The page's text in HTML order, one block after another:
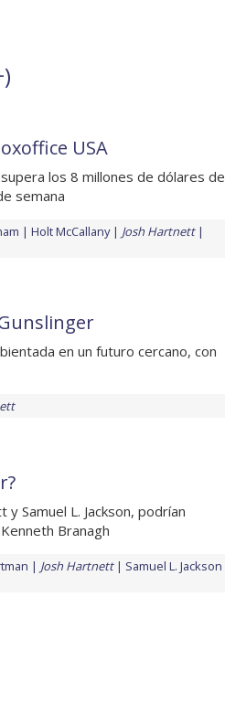
)
USA
los 8 millones de dólares de
semana
Holt McCallany
Josh Hartnett
en un futuro cercano, con
Samuel L. Jackson, podrían
Branagh
Josh Hartnett
Samuel L. Jackson